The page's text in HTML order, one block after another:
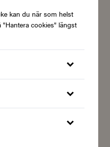
kan du när som helst
cookies" längst
Böcker & Magasin
Kultur & Nöje